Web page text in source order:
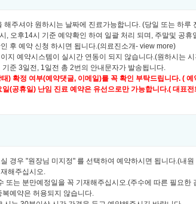
해주셔야 원하시는 날짜에 진료가능합니다. (당일 또는 하루
, 오후14시 기준 예약확인 하여 일괄 처리 되며, 주말및 공휴
후 예약 신청 하시면 됩니다.(의료진소개- view more)
지 예약시스템이 실시간 연동이 되지 않습니다.(원하시는
준 3일전, 1일전 총 2번의 안내문자가 발송됩니다.
) 확정 여부(예약댓글, 이메일)를 꼭 확인 부탁드립니다. (
일(공휴일) 난임 진료 예약은 유선으로만 가능합니다.( 대표
경우 "원장님 미지정" 를 선택하여 예약하시면 됩니다.(내
해주십시오.
또는 분만예정일을 꼭 기재해주십시오.(주수에 따른 필요한
예약은 허용되지 않습니다.